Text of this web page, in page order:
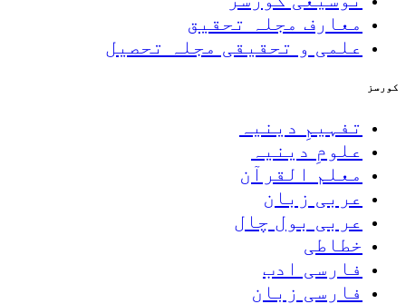
معارف مجلہ تحقیق
علمی و تحقیقی مجلہ تحصیل
کورسز
تفہیمِ دینیہ
علومِ دینیہ
معلم القرآن
عربی زبان
عربی بول چال
خطاطی
فارسی ادب
فارسی زبان